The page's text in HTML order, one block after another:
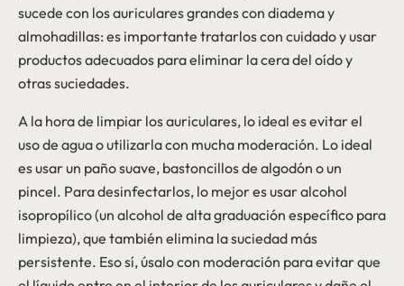
sucede con los auriculares grandes con diadema y
almohadillas: es importante tratarlos con cuidado y usar
productos adecuados para eliminar la cera del oído y
otras suciedades.
A la hora de limpiar los auriculares, lo ideal es evitar el
uso de agua o utilizarla con mucha moderación. Lo ideal
es usar un paño suave, bastoncillos de algodón o un
pincel. Para desinfectarlos, lo mejor es usar alcohol
isopropílico (un alcohol de alta graduación específico para
limpieza), que también elimina la suciedad más
persistente. Eso sí, úsalo con moderación para evitar que